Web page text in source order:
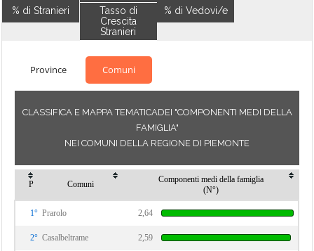
% di Stranieri
Tasso di
Crescita
Stranieri
% di Vedovi/e
Province Comuni
CLASSIFICA E MAPPA TEMATICADEI "COMPONENTI MEDI DELLA
FAMIGLIA"
NEI COMUNI DELLA REGIONE DI PIEMONTE
P Comuni
Componenti medi della famiglia
(N°)
1° Prarolo 2,64
2° Casalbeltrame 2,59